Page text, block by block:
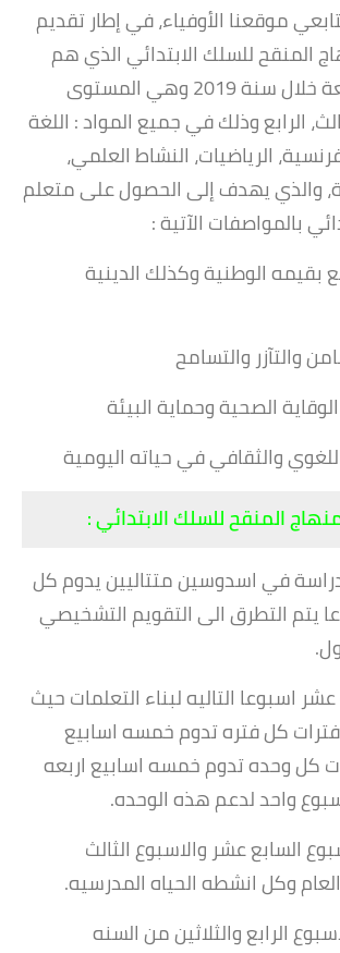
موقعنا الأوفياء، في إطار تقديم
المنقح للسلك الابتدائي الذي هم
المستويات الأربعة خلال سنة 2019 وهي المستوى
الرابع وذلك في جميع المواد : اللغة
الرياضيات، النشاط العلمي،
والذي يهدف إلى الحصول على متعلم
بالمواصفات الآتية :
الوطنية وكذلك الدينية
والتآزر والتسامح
الصحية وحماية البيئة
والثقافي في حياته اليومية
المنقح للسلك الابتدائي :
في اسدوسين متتاليين يدوم كل
اسبوعا يتم التطرق الى التقويم التشخيصي
اسبوعا التاليه لبناء التعلمات حيث
كل فتره تدوم خمسه اسابيع
كل وحده تدوم خمسه اسابيع اربعه
واحد لدعم هذه الوحده.
السابع عشر والاسبوع الثالث
العام وكل انشطه الحياه المدرسيه.
الرابع والثلاثين من السنه